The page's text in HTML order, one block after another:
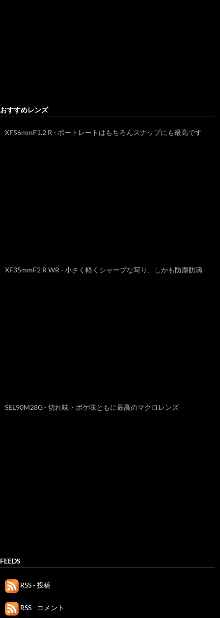
おすすめレンズ
XF56mmF1.2 R - ポートレートはもちろんスナップにも最高です
XF35mmF2 R WR - 小さく軽くシャープな写り、しかも防塵防滴
SEL90M28G - 切れ味・ボケ味ともに最高のマクロレンズ
FEEDS
RSS - 投稿
RSS - コメント